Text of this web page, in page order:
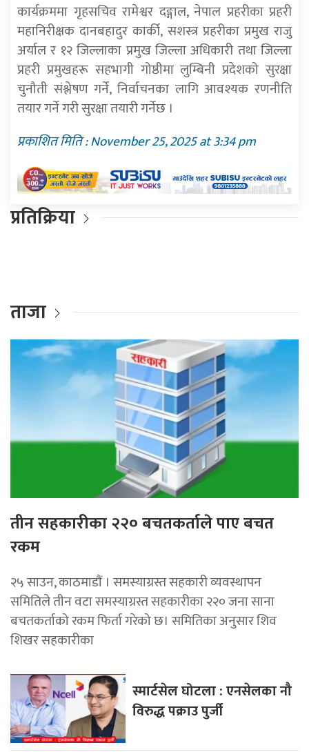
कार्यक्रममा गृहसचिव रामेश्वर दङ्गाल, नेपाल प्रहरीका प्रहरी
महानिरीक्षक दानबहादुर कार्की, सशस्त्र प्रहरीका प्रमुख राजु
अर्याल र १२ जिल्लाका प्रमुख जिल्ला अधिकारी तथा जिल्ला
प्रहरी प्रमुखहरू सहभागी गोष्ठीमा लुम्बिनी प्रदेशको सुरक्षा
चुनौती संश्लेषण गर्ने, निर्वाचनका लागि आवश्यक रणनीति
तयार गर्ने गरी सुरक्षा तयारी गर्नेछ ।
प्रकाशित मिति : November 25, 2025 at 3:34 pm
प्रतिक्रिया
ताजा
तीन सहकारीका २२० बचतकर्ताले पाए बचत
रकम
२५ साउन, काठमाडाैं । समस्याग्रस्त सहकारी व्यवस्थापन
समितिले तीन वटा समस्याग्रस्त सहकारीका २२० जना साना
बचतकर्ताको रकम फिर्ता गरेको छ। समितिका अनुसार शिव
शिखर सहकारीका
स्मार्टसेल घोटला : एनसेलका नौ
विरुद्ध पक्राउ पुर्जी